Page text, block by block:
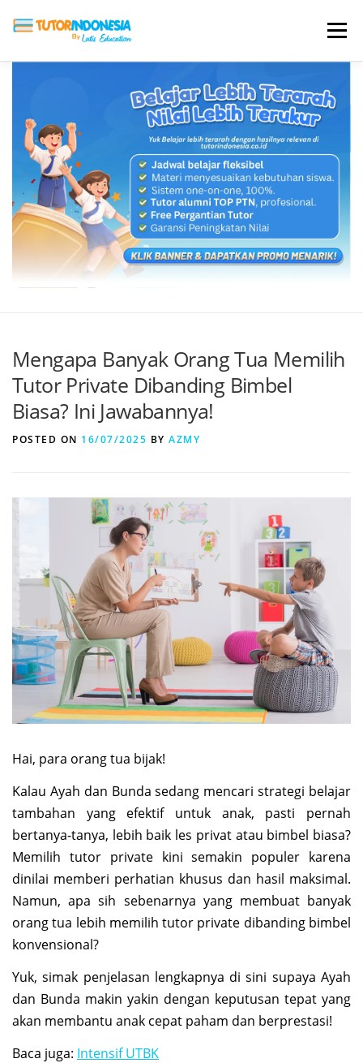
Menu
ABOUT US JADI PENGAJAR
BIAYA LES TESTIMONI PROFIL ALUMNI
BLOG DAFTAR SEKOLAH
Mengapa Banyak Orang Tua Memilih
Tutor Private Dibanding Bimbel
Biasa? Ini Jawabannya!
POSTED ON 16/07/2025 BY AZMY
Hai, para orang tua bijak!
Kalau Ayah dan Bunda sedang mencari strategi belajar
tambahan yang efektif untuk anak, pasti pernah
bertanya-tanya, lebih baik les privat atau bimbel biasa?
Memilih tutor private kini semakin populer karena
dinilai memberi perhatian khusus dan hasil maksimal.
Namun, apa sih sebenarnya yang membuat banyak
orang tua lebih memilih tutor private dibanding bimbel
konvensional?
Yuk, simak penjelasan lengkapnya di sini supaya Ayah
dan Bunda makin yakin dengan keputusan tepat yang
akan membantu anak cepat paham dan berprestasi!
Baca juga: Intensif UTBK